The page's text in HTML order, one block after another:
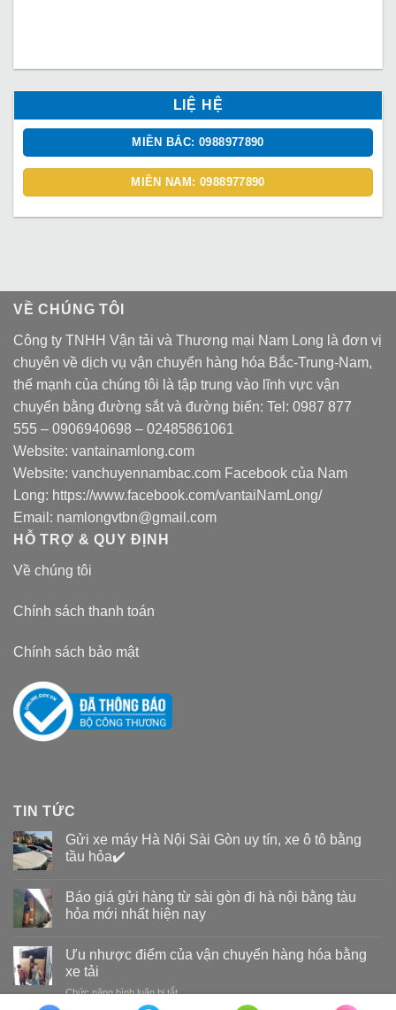
LIỆ HỆ
MIỀN BẮC: 0988977890
MIỀN NAM: 0988977890
VỀ CHÚNG TÔI
Công ty TNHH Vận tải và Thương mại Nam Long là đơn vị
chuyên về dịch vụ vận chuyển hàng hóa Bắc-Trung-Nam,
thế mạnh của chúng tôi là tập trung vào lĩnh vực vận
chuyển bằng đường sắt và đường biển: Tel: 0987 877
555 – 0906940698 – 02485861061
Website: vantainamlong.com
Website: vanchuyennambac.com Facebook của Nam
Long: https://www.facebook.com/vantaiNamLong/
Email: namlongvtbn@gmail.com
HỖ TRỢ & QUY ĐỊNH
Về chúng tôi
Chính sách thanh toán
Chính sách bảo mật
TIN TỨC
Gửi xe máy Hà Nội Sài Gòn uy tín, xe ô tô bằng
tầu hỏa✔️
Báo giá gửi hàng từ sài gòn đi hà nội bằng tàu
hỏa mới nhất hiện nay
Ưu nhược điểm của vận chuyển hàng hóa bằng
xe tải
Chức năng bình luận bị tắtở